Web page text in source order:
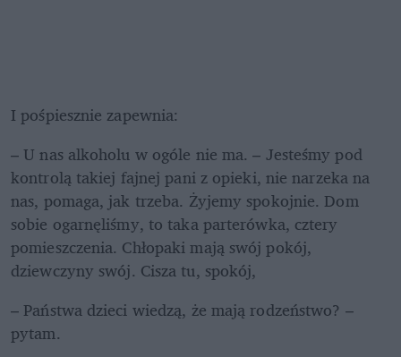
I pośpiesznie zapewnia:
– U nas alkoholu w ogóle nie ma. – Jesteśmy pod
kontrolą takiej fajnej pani z opieki, nie narzeka na
nas, pomaga, jak trzeba. Żyjemy spokojnie. Dom
sobie ogarnęliśmy, to taka parterówka, cztery
pomieszczenia. Chłopaki mają swój pokój,
dziewczyny swój. Cisza tu, spokój,
– Państwa dzieci wiedzą, że mają rodzeństwo? –
pytam.